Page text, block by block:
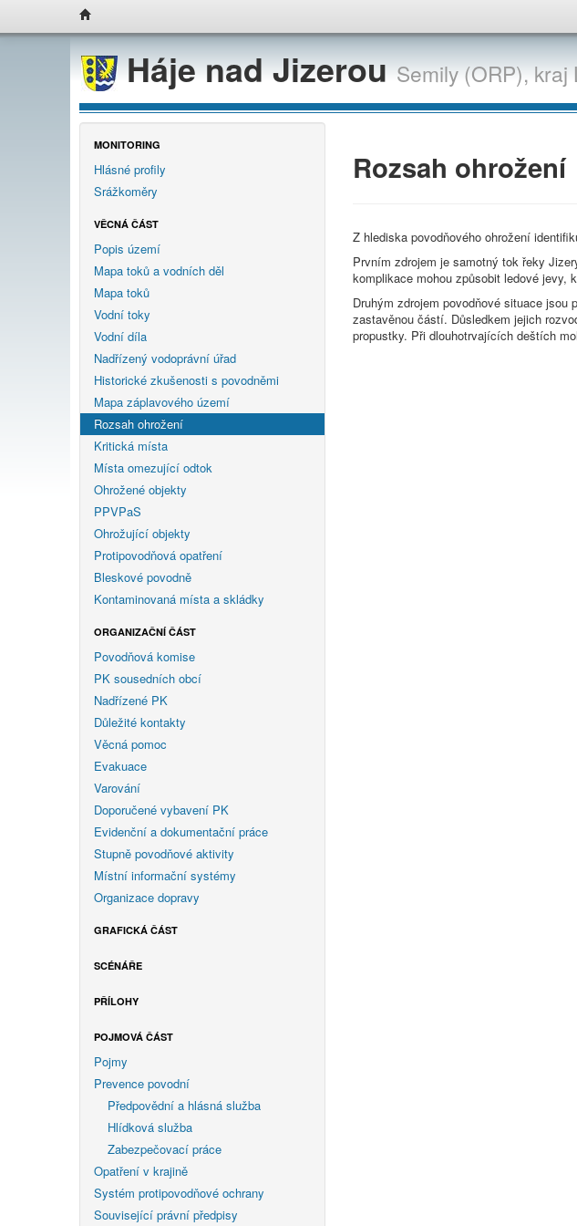
Háje nad JizerouSemily (ORP),kraj
MONITORING
Hlásné profily
Srážkoměry
VĚCNÁ ČÁST
Popis území
Mapa toků a vodních děl
Mapa toků
Vodní toky
Vodní díla
Nadřízený vodoprávní úřad
Historické zkušenosti s povodněmi
Mapa záplavového území
Rozsah ohrožení
Kritická místa
Místa omezující odtok
Ohrožené objekty
PPVPaS
Ohrožující objekty
Protipovodňová opatření
Bleskové povodně
Kontaminovaná místa a skládky
ORGANIZAČNÍ ČÁST
Povodňová komise
PK sousedních obcí
Nadřízené PK
Důležité kontakty
Věcná pomoc
Evakuace
Varování
Doporučené vybavení PK
Evidenční a dokumentační práce
Stupně povodňové aktivity
Místní informační systémy
Organizace dopravy
GRAFICKÁ ČÁST
SCÉNÁŘE
PŘÍLOHY
POJMOVÁ ČÁST
Pojmy
Prevence povodní
Předpovědní a hlásná služba
Hlídková služba
Zabezpečovací práce
Opatření v krajině
Systém protipovodňové ochrany
Související právní předpisy
Rozsah ohrožení
Z hlediska povodňového ohrožení
Prvním zdrojem je samotný tok řeky
komplikace mohou způsobit ledové jevy,
Druhým zdrojem povodňové situace
zastavěnou částí. Důsledkem jejich
propustky. Při dlouhotrvajících deštích